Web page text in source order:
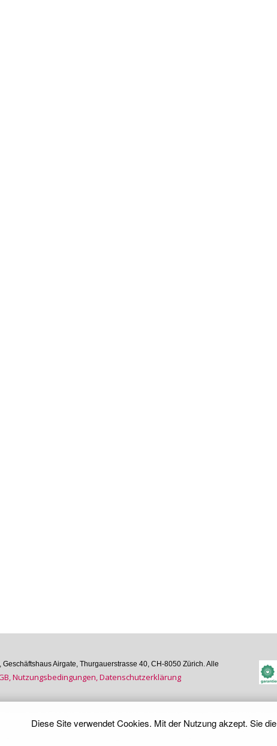
Airgate, Thurgauer­strasse 40, CH-8050 Zürich. Alle
Nutzungs­bedin­gungen, Daten­schutz­er­klärung
Diese Site verwendet Cookies. Mit der Nutzung akzept. Sie die